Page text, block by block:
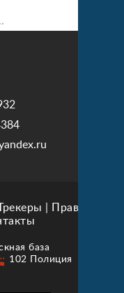
Правила
база
102 Полиция